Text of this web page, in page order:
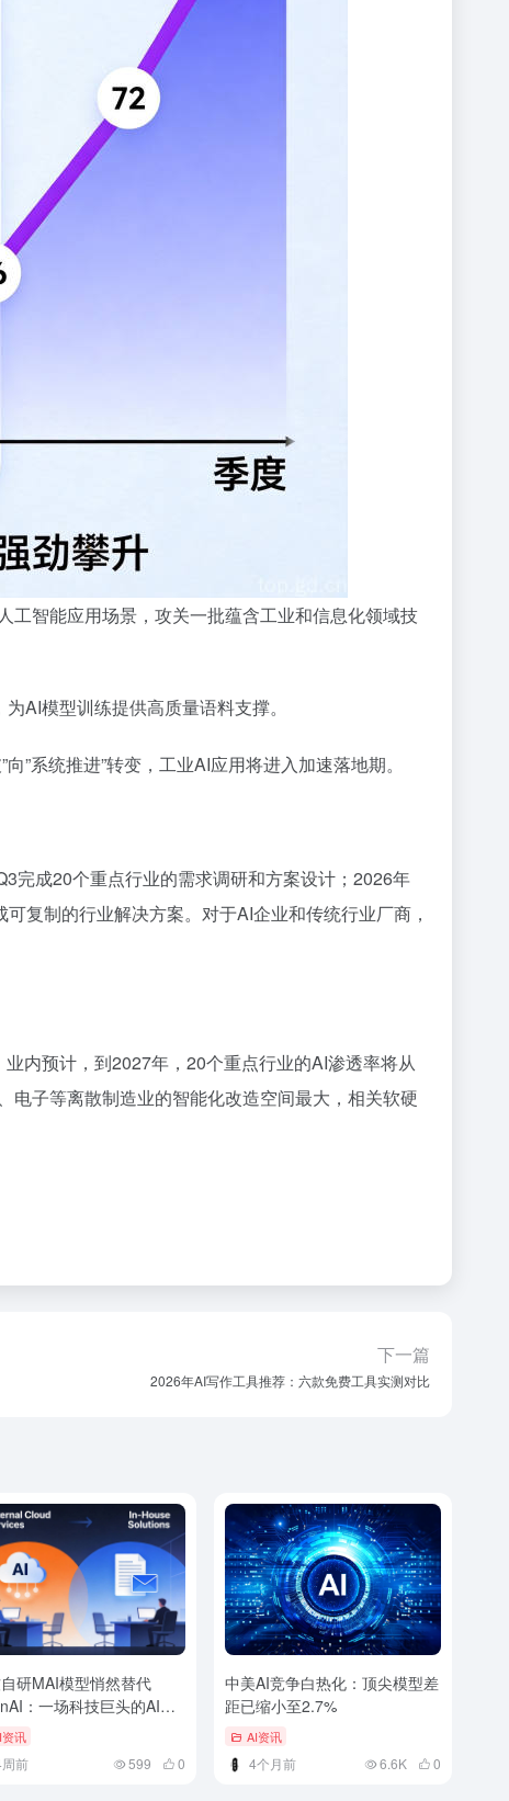
工智能应用场景，攻关一批蕴含工业和信息化领域技
AI模型训练提供高质量语料支撑。
”系统推进”转变，工业AI应用将进入加速落地期。
完成20个重点行业的需求调研和方案设计；2026年
复制的行业解决方案。对于AI企业和传统行业厂商，
内预计，到2027年，20个重点行业的AI渗透率将从
电子等离散制造业的智能化改造空间最大，相关软硬
下一篇
2026年AI写作工具推荐：六款免费工具实测对比
研MAI模型悄然替代
：一场科技巨头的AI降
讯
前 599 0
中美AI竞争白热化：顶尖模型差
距已缩小至2.7%
AI资讯
4个月前 6.6K 0